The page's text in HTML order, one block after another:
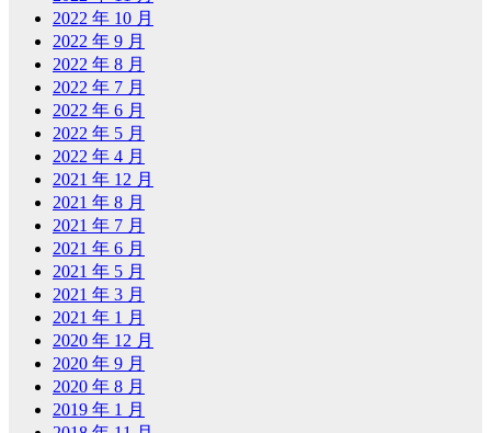
2022 年 10 月
2022 年 9 月
2022 年 8 月
2022 年 7 月
2022 年 6 月
2022 年 5 月
2022 年 4 月
2021 年 12 月
2021 年 8 月
2021 年 7 月
2021 年 6 月
2021 年 5 月
2021 年 3 月
2021 年 1 月
2020 年 12 月
2020 年 9 月
2020 年 8 月
2019 年 1 月